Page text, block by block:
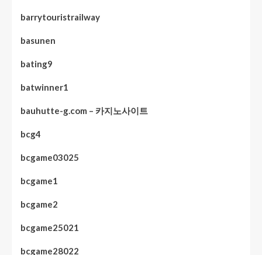
barrytouristrailway
basunen
bating9
batwinner1
bauhutte-g.com – 카지노사이트
bcg4
bcgame03025
bcgame1
bcgame2
bcgame25021
bcgame28022